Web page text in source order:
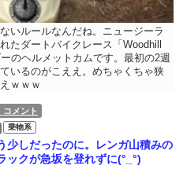
いルールなんだね。ニュージーラ
たダートバイクレース「Woodhill
のヘルメットカムです。最初の2週
いるのがこええ。めちゃくちゃ狭
ｗｗｗ
コメント
乗物系
少しだったのに。レンガ山積みの
ックが急坂を登れずに(°_°)